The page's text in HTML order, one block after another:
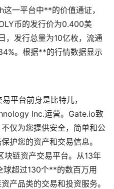
一平台中**的价值通证，
币的发行价为0.400美
，发行总量为10亿枚，流通
。根据**的行情数据显示
平台前身是比特儿，
Inc.运营。Gate.io致
仅为您提供安全，简单和公
护您的资产和交易信息。
块链资产交易平台。从13年
超过130个**的数百万用
产品类的交易和投资服务。